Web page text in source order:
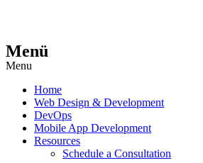
Menü
Menu
Home
Web Design & Development
DevOps
Mobile App Development
Resources
Schedule a Consultation